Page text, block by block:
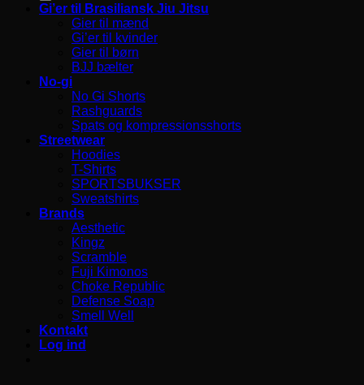
Gi’er til Brasiliansk Jiu Jitsu
Gier til mænd
Gi’er til kvinder
Gier til børn
BJJ bælter
No-gi
No Gi Shorts
Rashguards
Spats og kompressionsshorts
Streetwear
Hoodies
T-Shirts
SPORTSBUKSER
Sweatshirts
Brands
Aesthetic
Kingz
Scramble
Fuji Kimonos
Choke Republic
Defense Soap
Smell Well
Kontakt
Log ind